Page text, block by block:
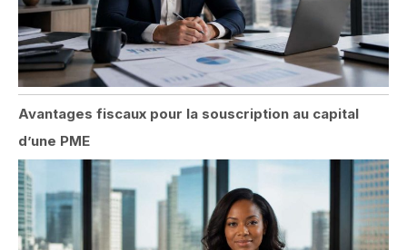
Avantages fiscaux pour la souscription au capital
d’une PME